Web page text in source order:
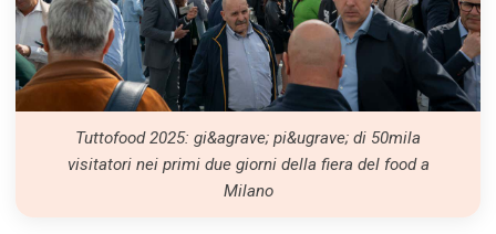
Tuttofood 2025: gi&agrave; pi&ugrave; di 50mila
visitatori nei primi due giorni della fiera del food a
Milano